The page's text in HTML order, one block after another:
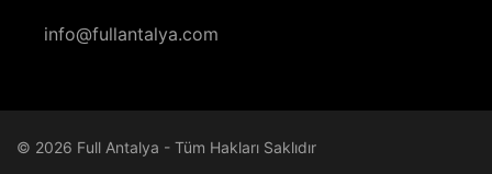
info@fullantalya.com
© 2026 Full Antalya - Tüm Hakları Saklıdır